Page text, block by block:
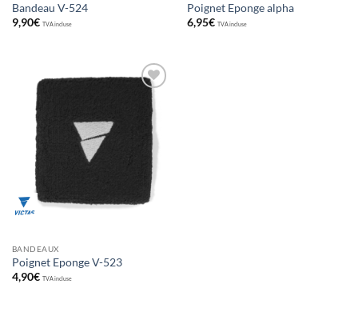
Bandeau V-524
9,90€ TVA incluse
Poignet Eponge alpha
6,95€ TVA incluse
Ajouter
aux
souhaits
BANDEAUX
Poignet Eponge V-523
4,90€ TVA incluse